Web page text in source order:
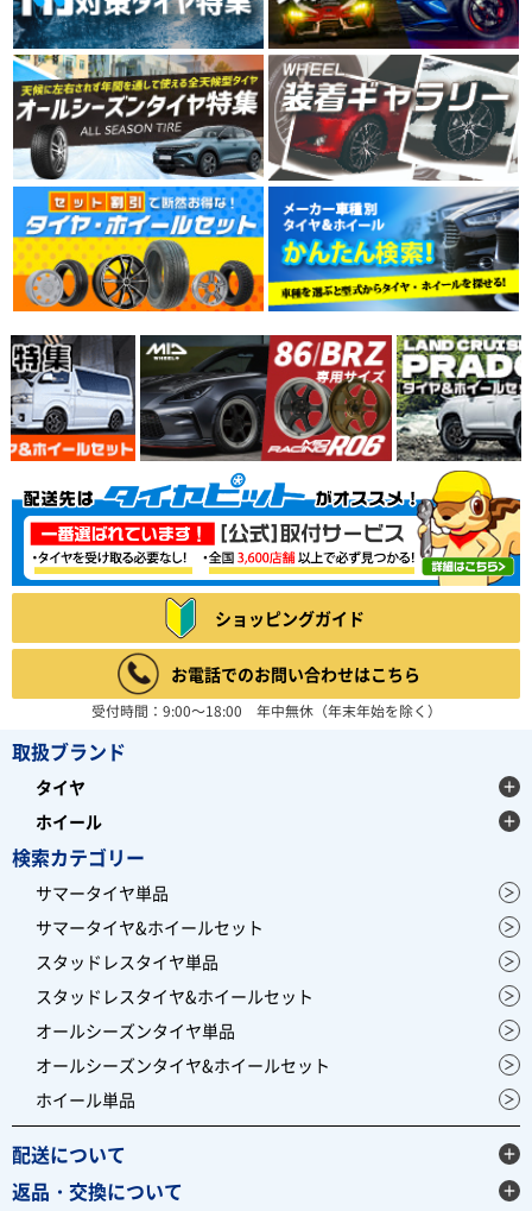
ショッピングガイド
お電話でのお問い合わせはこちら
受付時間：9:00～18:00 年中無休（年末年始を除く）
取扱ブランド
タイヤ
ホイール
検索カテゴリー
サマータイヤ単品
サマータイヤ&ホイールセット
スタッドレスタイヤ単品
スタッドレスタイヤ&ホイールセット
オールシーズンタイヤ単品
オールシーズンタイヤ&ホイールセット
ホイール単品
配送について
返品・交換について